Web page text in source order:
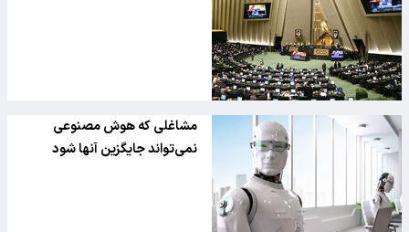
مشاغلی که هوش مصنوعی
نمی‌تواند جایگزین آنها شود